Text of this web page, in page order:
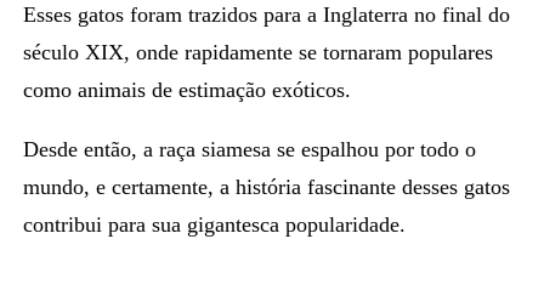
Esses gatos foram trazidos para a Inglaterra no final do
século XIX, onde rapidamente se tornaram populares
como animais de estimação exóticos.
Desde então, a raça siamesa se espalhou por todo o
mundo, e certamente, a história fascinante desses gatos
contribui para sua gigantesca popularidade.